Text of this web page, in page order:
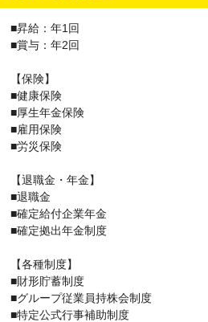
■昇給：年1回
■賞与：年2回
【保険】
■健康保険
■厚生年金保険
■雇用保険
■労災保険
【退職金・年金】
■退職金
■確定給付企業年金
■確定拠出年金制度
【各種制度】
■財形貯蓄制度
■グループ従業員持株会制度
■特定公式行事補助制度